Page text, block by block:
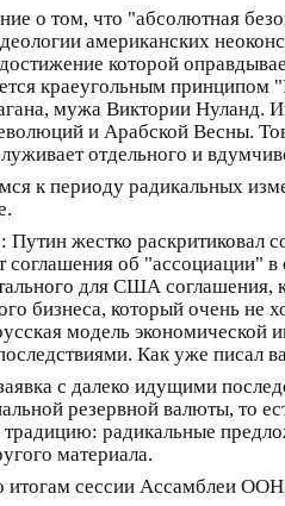
о том, что "абсолютная
американских
которой
краеугольным принципом
мужа Виктории Нуланд.
и Арабской Весны.
отдельного и
к периоду радикальных
Путин жестко раскритиковал
соглашения об "ассоциации"
для США соглашения,
бизнеса, который очень не
модель экономической
Как уже писал
с далеко идущими
резервной валюты, то
традицию: радикальные
материала.
итогам сессии Ассамблеи